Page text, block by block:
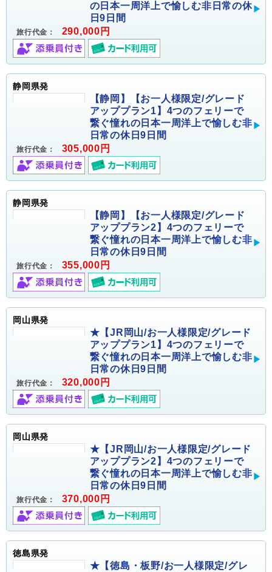
の日本一周洋上で愉しむ非日常の休
日9日間
旅行代金： 290,000円
静岡県発
【静岡】【お一人様限定/グレード
アッププラン1】4つのフェリーで
繋ぐ憧れの日本一周洋上で愉しむ非
日常の休日9日間
旅行代金： 305,000円
静岡県発
【静岡】【お一人様限定/グレード
アッププラン2】4つのフェリーで
繋ぐ憧れの日本一周洋上で愉しむ非
日常の休日9日間
旅行代金： 355,000円
岡山県発
★【JR岡山/お一人様限定/グレード
アッププラン1】4つのフェリーで
繋ぐ憧れの日本一周洋上で愉しむ非
日常の休日9日間
旅行代金： 320,000円
岡山県発
★【JR岡山/お一人様限定/グレード
アッププラン2】4つのフェリーで
繋ぐ憧れの日本一周洋上で愉しむ非
日常の休日9日間
旅行代金： 370,000円
徳島県発
★【徳島・板野/お一人様限定/グレ